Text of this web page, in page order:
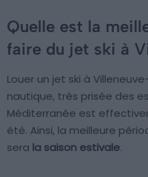
Quelle est la
faire du jet ski à
Louer un jet ski à
nautique, très prisée des
Méditerranée est
été. Ainsi, la meilleure
sera la saison estivale.